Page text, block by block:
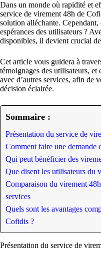
Dans un monde où rapidité et
service de virement 48h de
solution alléchante.
espérances des utilisateurs ?
disponibles, il devient crucial
Cet article vous guidera à
témoignages des utilisateurs, et
avec d’autres services, afin de
décision éclairée.
Sommaire :
Présentation du service de
Comment faire une demande
Qui peut bénéficier des
Que disent les utilisateurs du
Comparaison du virement
services
Quels sont les avantages
Cofidis ?
Présentation du service de